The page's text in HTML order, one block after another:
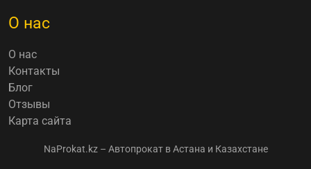
О нас
О нас
Контакты
Блог
Отзывы
Карта сайта
NaProkat.kz – Автопрокат в Астана и Казахстане